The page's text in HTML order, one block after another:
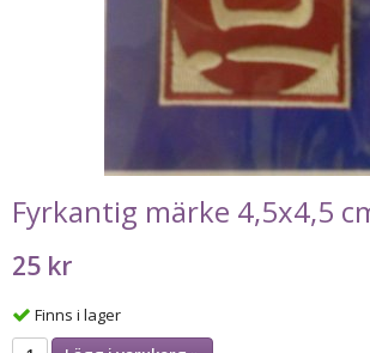
Fyrkantig märke 4,5x4,5
25 kr
Finns i lager